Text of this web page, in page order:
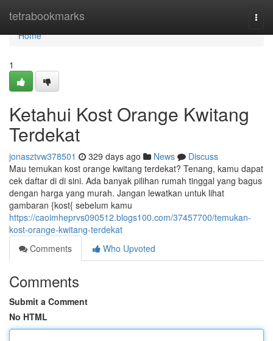
tetrabookmarks
Home
Home
1
Ketahui Kost Orange Kwitang
Terdekat
jonasztvw378501 329 days ago News
Discuss
Mau temukan kost orange kwitang terdekat? Tenang, kamu dapat
cek daftar di di sini. Ada banyak pilihan rumah tinggal yang bagus
dengan harga yang murah. Jangan lewatkan untuk lihat
gambaran {kost{ sebelum kamu
https://caoimheprvs090512.blogs100.com/37457700/temukan-
kost-orange-kwitang-terdekat
Comments
Who Upvoted
Comments
Submit a Comment
No HTML